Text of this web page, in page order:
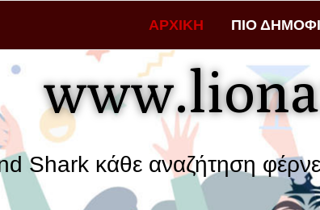
ΑΡΧΙΚΗ ΠΙΟ
αναζήτηση φέρνει πιο